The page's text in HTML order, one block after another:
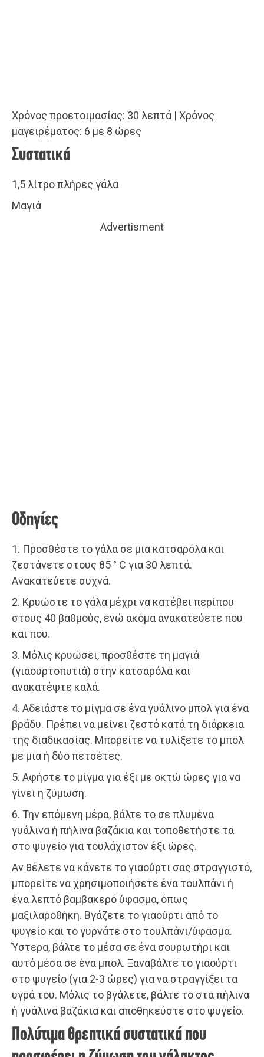
Χρόνος προετοιμασίας: 30 λεπτά | Χρόνος
μαγειρέματος: 6 με 8 ώρες
Συστατικά
1,5 λίτρο πλήρες γάλα
Μαγιά
Advertisment
Οδηγίες
1. Προσθέστε το γάλα σε μια κατσαρόλα και
ζεστάνετε στους 85 ° C για 30 λεπτά.
Ανακατεύετε συχνά.
2. Κρυώστε το γάλα μέχρι να κατέβει περίπου
στους 40 βαθμούς, ενώ ακόμα ανακατεύετε που
και που.
3. Μόλις κρυώσει, προσθέστε τη μαγιά
(γιαουρτοπυτιά) στην κατσαρόλα και
ανακατέψτε καλά.
4. Αδειάστε το μίγμα σε ένα γυάλινο μπολ για ένα
βράδυ. Πρέπει να μείνει ζεστό κατά τη διάρκεια
της διαδικασίας. Μπορείτε να τυλίξετε το μπολ
με μια ή δύο πετσέτες.
5. Αφήστε το μίγμα για έξι με οκτώ ώρες για να
γίνει η ζύμωση.
6. Την επόμενη μέρα, βάλτε το σε πλυμένα
γυάλινα ή πήλινα βαζάκια και τοποθετήστε τα
στο ψυγείο για τουλάχιστον έξι ώρες.
Αν θέλετε να κάνετε το γιαούρτι σας στραγγιστό,
μπορείτε να χρησιμοποιήσετε ένα τουλπάνι ή
ένα λεπτό βαμβακερό ύφασμα, όπως
μαξιλαροθήκη. Βγάζετε το γιαούρτι από το
ψυγείο και το γυρνάτε στο τουλπάνι/ύφασμα.
Ύστερα, βάλτε το μέσα σε ένα σουρωτήρι και
αυτό μέσα σε ένα μπολ. Ξαναβάλτε το γιαούρτι
στο ψυγείο (για 2-3 ώρες) για να στραγγίξει τα
υγρά του. Μόλις το βγάλετε, βάλτε το στα πήλινα
ή γυάλινα βαζάκια και αποθηκεύστε στο ψυγείο.
Πολύτιμα θρεπτικά συστατικά που